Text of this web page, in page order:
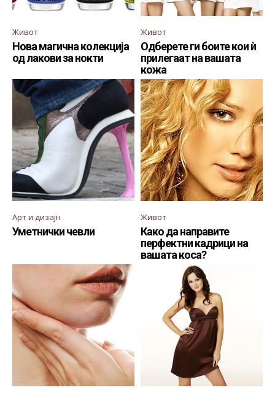
Живот
Нова магична колекција
од лакови за нокти
Живот
Одберете ги боите кои ѝ
прилегаат на вашата
кожа
Арт и дизајн
Уметнички чевли
Живот
Како да направите
перфектни кадрици на
вашата коса?